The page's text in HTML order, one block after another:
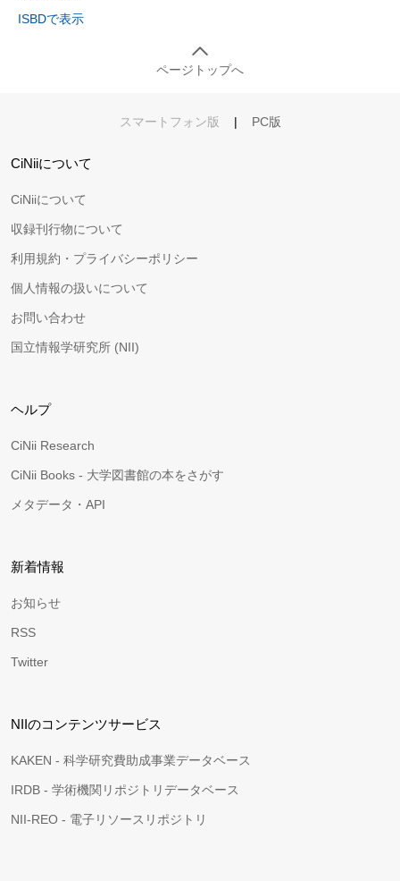
ISBDで表示
ページトップへ
スマートフォン版 | PC版
CiNiiについて
CiNiiについて
収録刊行物について
利用規約・プライバシーポリシー
個人情報の扱いについて
お問い合わせ
国立情報学研究所 (NII)
ヘルプ
CiNii Research
CiNii Books - 大学図書館の本をさがす
メタデータ・API
新着情報
お知らせ
RSS
Twitter
NIIのコンテンツサービス
KAKEN - 科学研究費助成事業データベース
IRDB - 学術機関リポジトリデータベース
NII-REO - 電子リソースリポジトリ